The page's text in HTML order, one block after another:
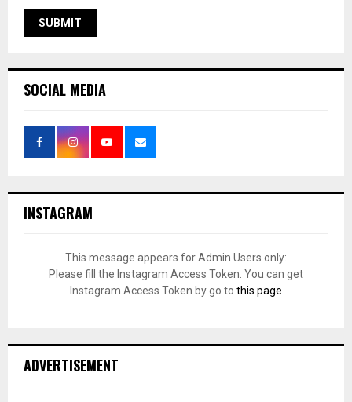
SOCIAL MEDIA
INSTAGRAM
This message appears for Admin Users only:
Please fill the Instagram Access Token. You can get
Instagram Access Token by go to this page
ADVERTISEMENT